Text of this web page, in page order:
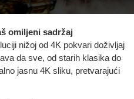
omiljeni sadržaj
nižoj od 4K pokvari doživljaj
da sve, od starih klasika do
jasnu 4K sliku, pretvarajući